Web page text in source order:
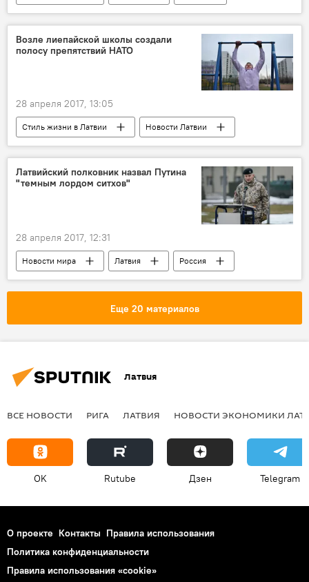
Рекс Тиллерсон
межгосударственные отношения
визит
Возле лиепайской школы создали
полосу препятствий НАТО
28 апреля 2017, 13:05
Стиль жизни в Латвии
Новости Латвии
Латвия
Лиепая
НАТО
Яунсардзе
патриотизм
школа
школьники
Латвийский полковник назвал Путина
"темным лордом ситхов"
28 апреля 2017, 12:31
Новости мира Латвия
Россия
Владимир Путин
Илмарс Леиньш
Еще 20 материалов
Латвия
ВСЕ НОВОСТИ РИГА ЛАТВИЯ НОВОСТИ ЭКОНОМИКИ
OK Rutube Дзен Telegram
О проекте Контакты Правила использования
Политика конфиденциальности
Правила использования «cookie»